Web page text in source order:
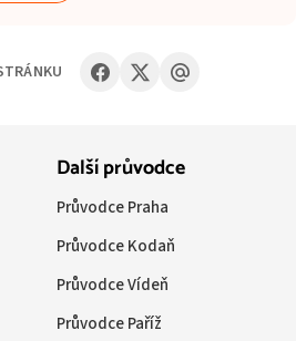
Další průvodce
Průvodce Praha
Průvodce Kodaň
Průvodce Vídeň
Průvodce Paříž